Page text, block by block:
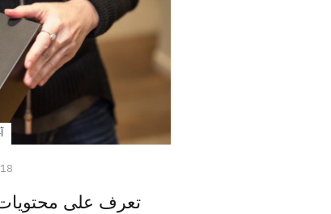
تعرف على